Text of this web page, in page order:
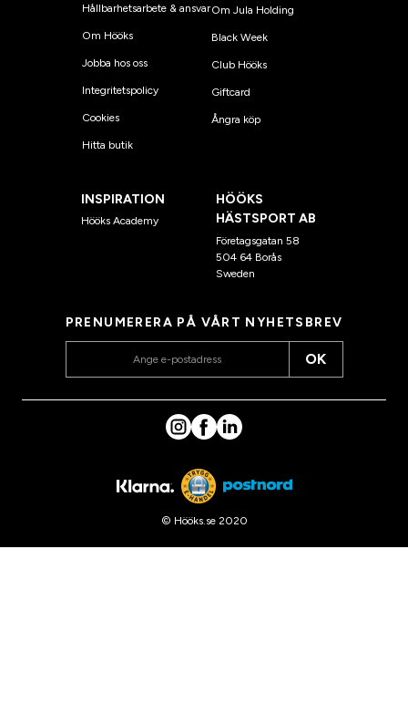
Hållbarhetsarbete & ansvar
Om Hööks
Jobba hos oss
Integritetspolicy
Cookies
Hitta butik
Om Jula Holding
Black Week
Club Hööks
Giftcard
Ångra köp
INSPIRATION
Hööks Academy
HÖÖKS
HÄSTSPORT AB
Företagsgatan 58
504 64 Borås
Sweden
PRENUMERERA PÅ VÅRT NYHETSBREV
OK
© Hööks.se 2020